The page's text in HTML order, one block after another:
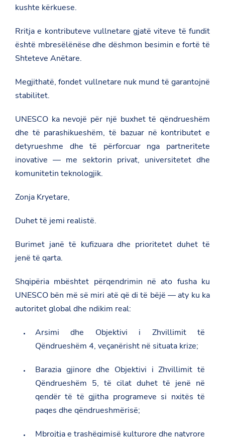
kushte kërkuese.
Rritja e kontributeve vullnetare gjatë viteve të fundit
është mbresëlënëse dhe dëshmon besimin e fortë të
Shteteve Anëtare.
Megjithatë, fondet vullnetare nuk mund të garantojnë
stabilitet.
UNESCO ka nevojë për një buxhet të qëndrueshëm
dhe të parashikueshëm, të bazuar në kontributet e
detyrueshme dhe të përforcuar nga partneritete
inovative — me sektorin privat, universitetet dhe
komunitetin teknologjik.
Zonja Kryetare,
Duhet të jemi realistë.
Burimet janë të kufizuara dhe prioritetet duhet të
jenë të qarta.
Shqipëria mbështet përqendrimin në ato fusha ku
UNESCO bën më së miri atë që di të bëjë — aty ku ka
autoritet global dhe ndikim real:
Arsimi dhe Objektivi i Zhvillimit të
Qëndrueshëm 4, veçanërisht në situata krize;
Barazia gjinore dhe Objektivi i Zhvillimit të
Qëndrueshëm 5, të cilat duhet të jenë në
qendër të të gjitha programeve si nxitës të
paqes dhe qëndrueshmërisë;
Mbrojtja e trashëgimisë kulturore dhe natyrore